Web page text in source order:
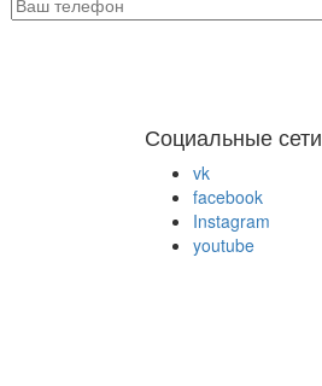
Социальные сети
vk
facebook
Instagram
youtube